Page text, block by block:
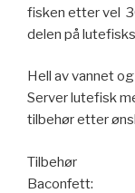
fisken etter vel
delen på
Hell av vannet
Server lutefisk
tilbehør etter
Tilbehør
Baconfett: